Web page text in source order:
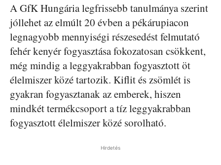
A GfK Hungária legfrissebb tanulmánya szerint
jóllehet az elmúlt 20 évben a pékárupiacon
legnagyobb mennyiségi részesedést felmutató
fehér kenyér fogyasztása fokozatosan csökkent,
még mindig a leggyakrabban fogyasztott öt
élelmiszer közé tartozik. Kiflit és zsömlét is
gyakran fogyasztanak az emberek, hiszen
mindkét termékcsoport a tíz leggyakrabban
fogyasztott élelmiszer közé sorolható.
Hirdetés